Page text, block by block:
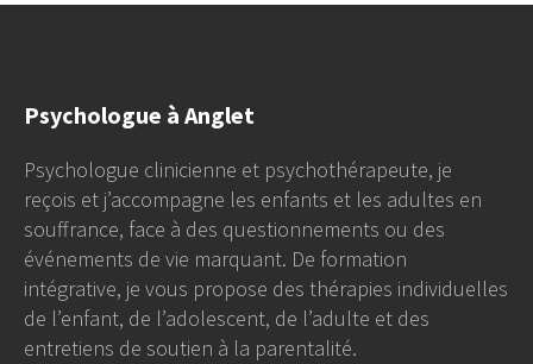
Psychologue à Anglet
Psychologue clinicienne et psychothérapeute, je
reçois et j’accompagne les enfants et les adultes en
souffrance, face à des questionnements ou des
événements de vie marquant. De formation
intégrative, je vous propose des thérapies individuelles
de l’enfant, de l’adolescent, de l’adulte et des
entretiens de soutien à la parentalité.